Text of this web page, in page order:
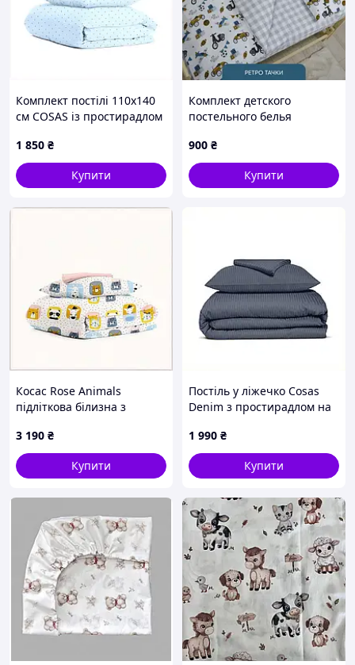
Комплект постілі 110х140
см COSAS із простирадлом
K8M566379
1 850 ₴
Купити
Комплект детского
постельного белья
тачки NEW)
900 ₴
Купити
Косас Rose Animals
підліткова білизна з
856PT3449E
3 190 ₴
Купити
Постіль у ліжечко Cosas
Denim з простирадлом на
1 990 ₴
Купити